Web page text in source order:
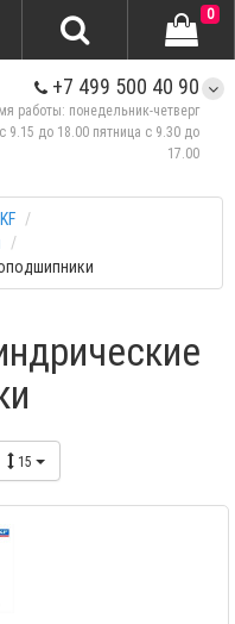
+7 499 500 40 90
работы: понедельник-четверг
с 9.15 до 18.00 пятница с 9.30 до
17.00
0
15